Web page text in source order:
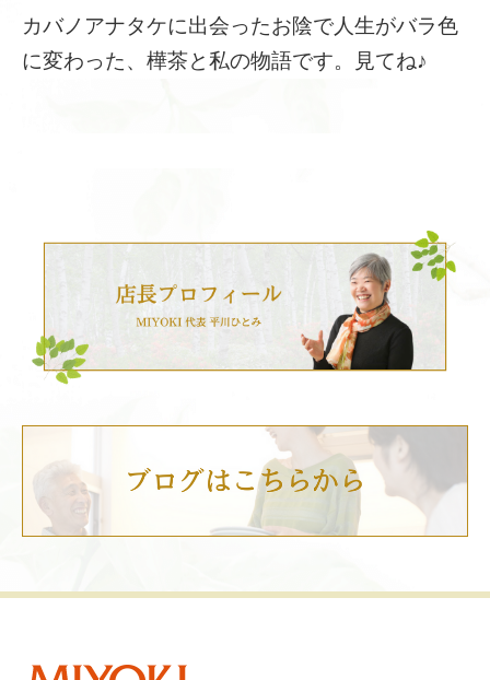
カバノアナタケに出会ったお陰で人生がバラ色
に変わった、樺茶と私の物語です。見てね♪